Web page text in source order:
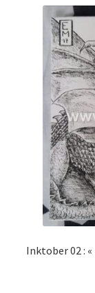
Inktober 02 : «